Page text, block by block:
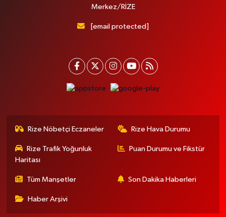
Merkez/RİZE
[email protected]
Rize Nöbetçi Eczaneler Rize Hava Durumu
Rize Trafik Yoğunluk
Haritası
Puan Durumu ve Fikstür
Tüm Manşetler Son Dakika Haberleri
Haber Arşivi